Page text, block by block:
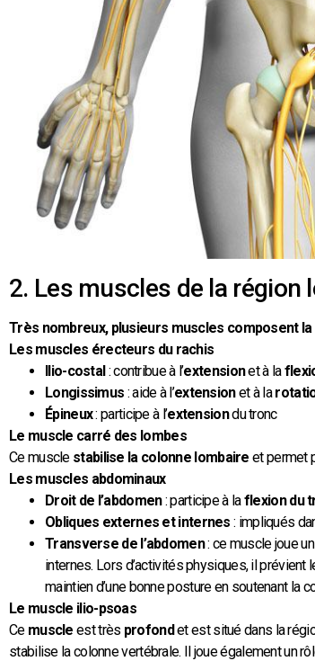
2. Les muscles de la région
Très nombreux, plusieurs muscles composent
Les muscles érecteurs du rachis
Ilio-costal: contribue à l’extensionet à la
Longissimus : aide à l’extensionet à la
Épineux: participe à l’extensiondu tronc
Le muscle carré des lombes
Ce muscle stabilise la colonne lombaire et permet
Les muscles abdominaux
Droit de l’abdomen: participe à laflexion du
Obliques externes et internes : impliqués
Transverse de l’abdomen: ce muscle joue
internes. Lors d’activités physiques, il
maintien d’une bonne posture en soutenant la
Le muscle ilio-psoas
Ce muscle est très profondet est situé dans la
stabilise la colonne vertébrale. Il joue également un